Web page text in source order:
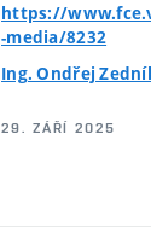
https://
-media/8232
Ing. Ondřej
29. ZÁŘÍ 2025